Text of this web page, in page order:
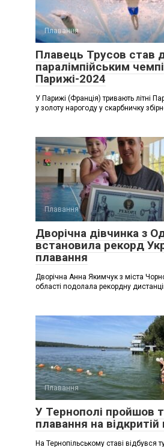
Плавання
Плавець Трусов став
паралімпійським
Парижі-2024
У Парижі (Франція) тривають літні
у золоту нарогоду у скарбничку
Плавання
Дворічна дівчинка з
встановила рекорд
плавання
Дворічна Анна Якимчук з міста
області подолала рекордну
Плавання
У Тернополі пройшов
плавання на відкритій
На Тернопільському ставі відбувся